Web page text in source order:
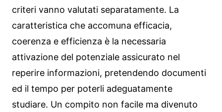
criteri vanno valutati separatamente. La
caratteristica che accomuna efficacia,
coerenza e efficienza è la necessaria
attivazione del potenziale assicurato nel
reperire informazioni, pretendendo documenti
ed il tempo per poterli adeguatamente
studiare. Un compito non facile ma divenuto